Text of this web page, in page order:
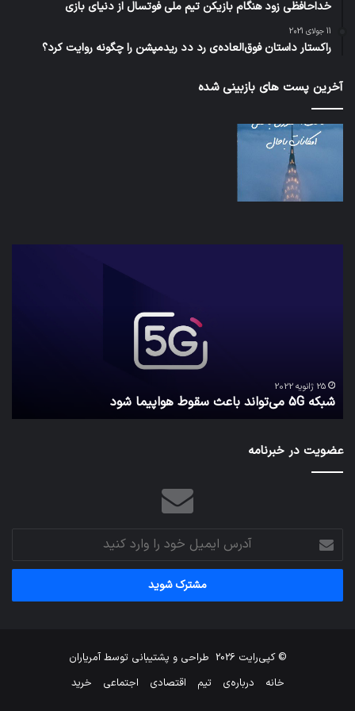
خداحافظی زود هنگام بازیکن تیم ملی فوتسال از دنیای بازی
11 جولای 2021
راکستار داستان فوق‌العاده‌ی رد دد ریدمپشن را چگونه روایت کرد؟
آخرین پست های بازبینی شده
25 ژانویه 2022
شبکه 5G می‌تواند باعث سقوط هواپیما شود
عضویت در خبرنامه
آدرس
ایمیل
خود
وارد
© کپی‌رایت 2026 طراحی و پشتیبانی توسطآمریاران
خانه
درباره‌ی تیم اقتصادی اجتماعی خرید